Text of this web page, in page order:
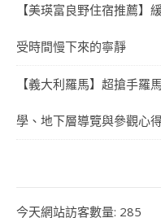
【美瑛富良野住宿推薦
受時間慢下來的寧靜
【義大利羅馬】超搶手羅
學、地下層導覽與參觀心
今天網站訪客數量: 285